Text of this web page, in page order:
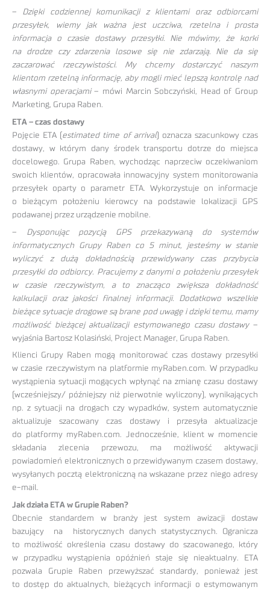
– Dzięki codziennej komunikacji z klientami oraz odbiorcami
przesyłek, wiemy jak ważna jest uczciwa, rzetelna i prosta
informacja o czasie dostawy przesyłki. Nie mówimy, że korki
na drodze czy zdarzenia losowe się nie zdarzają. Nie da się
zaczarować rzeczywistości. My chcemy dostarczyć naszym
klientom rzetelną informację, aby mogli mieć lepszą kontrolę nad
własnymi operacjami– mówi Marcin Sobczyński, Head of Group
Marketing, Grupa Raben.
ETA – czas dostawy
Pojęcie ETA (estimated time of arrival) oznacza szacunkowy czas
dostawy, w którym dany środek transportu dotrze do miejsca
docelowego. Grupa Raben, wychodząc naprzeciw oczekiwaniom
swoich klientów, opracowała innowacyjny system monitorowania
przesyłek oparty o parametr ETA. Wykorzystuje on informacje
o bieżącym położeniu kierowcy na podstawie lokalizacji GPS
podawanej przez urządzenie mobilne.
–
Dysponując pozycją GPS przekazywaną do systemów
informatycznych Grupy Raben co 5 minut, jesteśmy w stanie
wyliczyć z dużą dokładnością przewidywany czas przybycia
przesyłki do odbiorcy. Pracujemy z danymi o położeniu przesyłek
w czasie rzeczywistym, a to znacząco zwiększa dokładność
kalkulacji oraz jakości finalnej informacji. Dodatkowo wszelkie
bieżące sytuacje drogowe są brane pod uwagę i dzięki temu, mamy
możliwość bieżącej aktualizacji estymowanego czasu dostawy–
wyjaśnia Bartosz Kolasiński, Project Manager, Grupa Raben.
Klienci Grupy Raben mogą monitorować czas dostawy przesyłki
w czasie rzeczywistym na platformie myRaben.com. W przypadku
wystąpienia sytuacji mogących wpłynąć na zmianę czasu dostawy
(wcześniejszy/ późniejszy niż pierwotnie wyliczony), wynikających
np. z sytuacji na drogach czy wypadków, system automatycznie
aktualizuje szacowany czas dostawy i przesyła aktualizacje
do platformy myRaben.com. Jednocześnie, klient w momencie
składania zlecenia przewozu, ma możliwość aktywacji
powiadomień elektronicznych o przewidywanym czasem dostawy,
wysyłanych pocztą elektroniczną na wskazane przez niego adresy
e-mail.
Jak działa ETA w Grupie Raben?
Obecnie standardem w branży jest system awizacji dostaw
bazujący na historycznych danych statystycznych. Ogranicza
to możliwość określenia czasu dostawy do szacowanego, który
w przypadku wystąpienia opóźnień staje się nieaktualny. ETA
pozwala Grupie Raben przewyższać standardy, ponieważ jest
to dostęp do aktualnych, bieżących informacji o estymowanym